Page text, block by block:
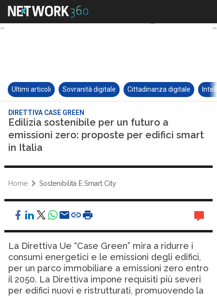
Ultimi articoli Sovranità digitale Cittadinanza digitale
DIRETTIVA CASE GREEN
Edilizia sostenibile per un futuro a
emissioni zero: proposte per edifici smart
in Italia
Home Sostenibilità E Smart City
La Direttiva Ue “Case Green” mira a ridurre i
consumi energetici e le emissioni degli edifici,
per un parco immobiliare a emissioni zero entro
il 2050. La Direttiva impone requisiti più severi
per edifici nuovi e ristrutturati, promuovendo la